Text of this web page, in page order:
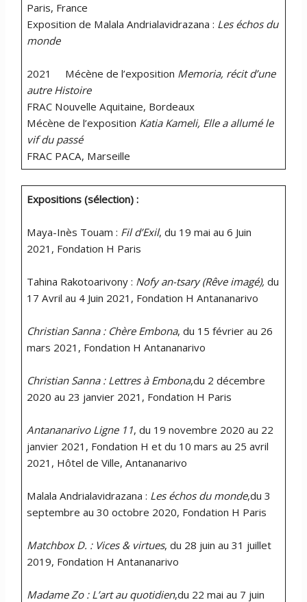
Paris, France
Exposition de Malala Andrialavidrazana : Les échos du
monde
2021 Mécène de l’exposition Memoria, récit d’une
autre Histoire
FRAC Nouvelle Aquitaine, Bordeaux
Mécène de l’exposition Katia Kameli, Elle a allumé le
vif du passé
FRAC PACA, Marseille
Expositions (sélection) :
Maya-Inès Touam : Fil d’Exil, du 19 mai au 6 Juin
2021, Fondation H Paris
Tahina Rakotoarivony : Nofy an-tsary (Rêve imagé), du
17 Avril au 4 Juin 2021, Fondation H Antananarivo
Christian Sanna : Chère Embona, du 15 février au 26
mars 2021, Fondation H Antananarivo
Christian Sanna : Lettres à Embona,du 2 décembre
2020 au 23 janvier 2021, Fondation H Paris
Antananarivo Ligne 11, du 19 novembre 2020 au 22
janvier 2021, Fondation H et du 10 mars au 25 avril
2021, Hôtel de Ville, Antananarivo
Malala Andrialavidrazana : Les échos du monde,du 3
septembre au 30 octobre 2020, Fondation H Paris
Matchbox D. : Vices & virtues, du 28 juin au 31 juillet
2019, Fondation H Antananarivo
Madame Zo : L’art au quotidien,du 22 mai au 7 juin